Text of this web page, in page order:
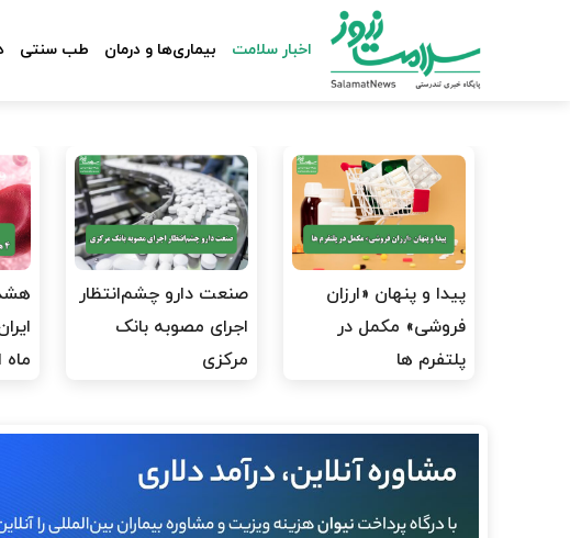
اخبار سلامت بیماری‌ها و درمان طب سنتی
پیدا و پنهان «ارزان
فروشی» مکمل در
پلتفرم ها
صنعت دارو چشم‌انتظار
اجرای مصوبه بانک
مرکزی